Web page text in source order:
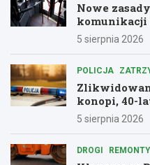
Nowe
komunikacji
remontów
5 sierpnia 2026
POLICJA
konopi, 40-
5 sierpnia 2026
DROGI REMONTY